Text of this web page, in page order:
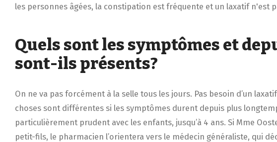
les personnes âgées, la constipation est fréquente et un laxatif n'est
Quels sont les symptômes et
sont-ils présents?
On ne va pas forcément à la selle tous les jours. Pas besoin d’un
choses sont différentes si les symptômes durent depuis plus
particulièrement prudent avec les enfants, jusqu’à 4 ans. Si Mme
petit-fils, le pharmacien l’orientera vers le médecin généraliste, qui